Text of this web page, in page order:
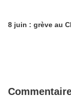
8 juin : grève au